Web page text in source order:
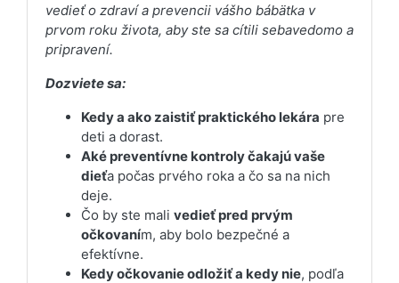
vedieť o zdraví a prevencii vášho bábätka v
prvom roku života, aby ste sa cítili sebavedomo a
pripravení.
Dozviete sa:
Kedy a ako zaistiť praktického lekára pre
deti a dorast.
Aké preventívne kontroly čakajú vaše
dieťa počas prvého roka a čo sa na nich
deje.
Čo by ste mali vedieť pred prvým
očkovaním, aby bolo bezpečné a
efektívne.
Kedy očkovanie odložiť a kedy nie, podľa